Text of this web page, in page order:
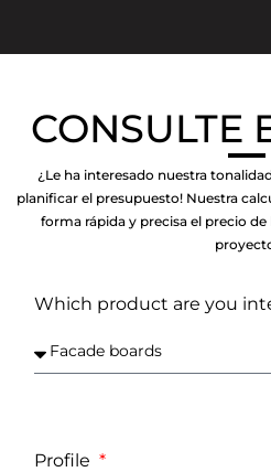
CONSULTE
¿Le ha interesado nuestra
planificar el presupuesto! Nuestra
forma rápida y precisa el precio
Which product are you
Profile